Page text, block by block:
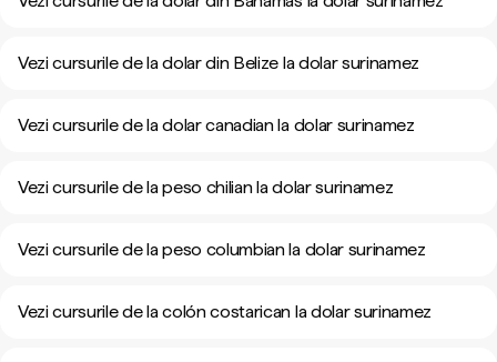
Vezi cursurile de la dolar din Belize la dolar surinamez
Vezi cursurile de la dolar canadian la dolar surinamez
Vezi cursurile de la peso chilian la dolar surinamez
Vezi cursurile de la peso columbian la dolar surinamez
Vezi cursurile de la colón costarican la dolar surinamez